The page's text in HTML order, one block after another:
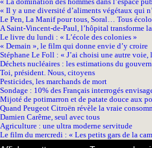
« La domination des hommes dans l’espace
« Il y a une diversité d’aliments végétaux qui
Le Pen, La Manif pour tous, Soral… Tous
A Saint-Vincent-de-Paul, l’hôpital transforme
Le livre du lundi : « L’école des colonies »
« Demain », le film qui donne envie d’y croire
Stéphane Le Foll : « J’ai choisi une autre voie,
Déchets nucléaires : les estimations du
Toi, président. Nous, citoyens
Pesticides, les marchands de mort
Sondage : 10% des Français interrogés
Mijoté de potimarron et de patate douce aux
Quand Peugeot Citroën révèle la vraie
Damien Carême, seul avec tous
Agriculture : une ultra moderne servitude
Le film du mercredi : « Les petits gars de la